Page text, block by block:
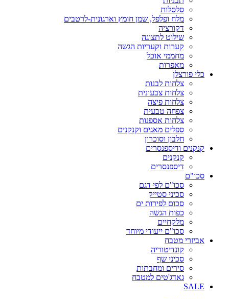
סלסלות
מלח ופלפל, שמן חומץ וארגונית-לרטבים
דקורציה
שילוט לתצוגה
קערות וקעריות הגשה
מחממי אוכל
מאפרות
כלי פורצלן
צלחות לבנות
צלחות צבעונית
צלחות פיצה
צפחה טבעית
צלחות אספנות
ספלים מאגים וקנקנים
חלבון וסוכרון
קנקנים ודיספנסרים
קנקנים
דיספנסרים
סכו"ם
סכו"ם לפי דגם
סכיני סטייק
סכום לפירות ים
כפות הגשה
מלקחיים
סכו"ם ייעודי מיוחד
אביזרי מטבח
קונדיטוריה
סכיני שף
סירים ומחבתות
גאדג'טים למטבח
SALE